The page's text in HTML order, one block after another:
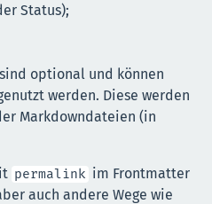
Status);
optional und können
werden. Diese werden
Markdowndateien (in
permalink im Frontmatter
auch andere Wege wie